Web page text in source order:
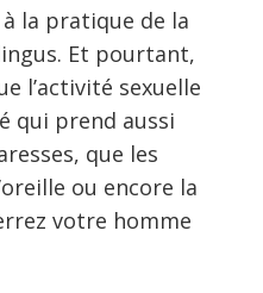
la pratique de la
Et pourtant,
l’activité sexuelle
qui prend aussi
que les
ou encore la
votre homme